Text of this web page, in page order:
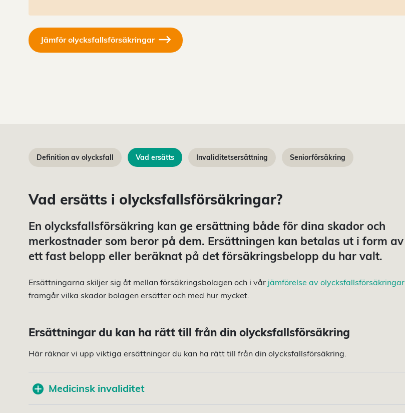
Jämför olycksfallsförsäkringar
Definition av olycksfall Vad ersätts Invaliditetsersättning Seniorförsäkring
Vad ersätts i olycksfallsförsäkringar?
En olycksfallsförsäkring kan ge ersättning både för dina skador och
merkostnader som beror på dem. Ersättningen kan betalas ut i form av
ett fast belopp eller beräknat på det försäkringsbelopp du har valt.
Ersättningarna skiljer sig åt mellan försäkringsbolagen och i vår jämförelse av olycksfallsförsäkringar
framgår vilka skador bolagen ersätter och med hur mycket.
Ersättningar du kan ha rätt till från din olycksfallsförsäkring
Här räknar vi upp viktiga ersättningar du kan ha rätt till från din olycksfallsförsäkring.
Medicinsk invaliditet